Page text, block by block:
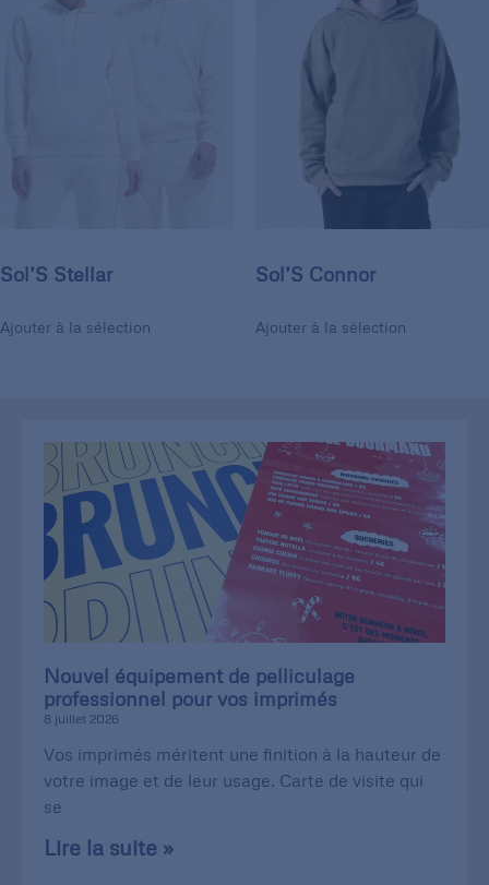
Sol’S Stellar
Ajouter à la sélection
Sol’S Connor
Ajouter à la sélection
Nouvel équipement de pelliculage
professionnel pour vos imprimés
8 juillet 2026
Vos imprimés méritent une finition à la hauteur de
votre image et de leur usage. Carte de visite qui
se
Lire la suite »